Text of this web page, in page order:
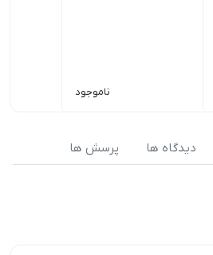
ناموجود
دیدگاه ها پرسش ها